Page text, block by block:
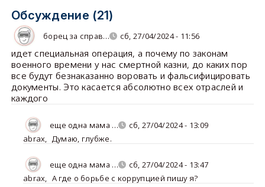
Обсуждение (21)
борец за справ… сб, 27/04/2024 - 11:56
идет специальная операция, а почему по законам
военного времени у нас смертной казни, до каких пор
все будут безнаказанно воровать и фальсифицировать
документы. Это касается абсолютно всех отраслей и
каждого
еще одна мама …
сб, 27/04/2024 - 13:09
abrax, Думаю, глубже.
еще одна мама …
сб, 27/04/2024 - 13:47
abrax, А где о борьбе с коррупцией пишу я?